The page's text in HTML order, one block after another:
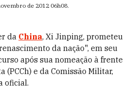
de 2012 06h08.
da China, Xi Jinping, prometeu
da nação", em seu
após sua nomeação à frente
(PCCh) e da Comissão Militar,
oficial.